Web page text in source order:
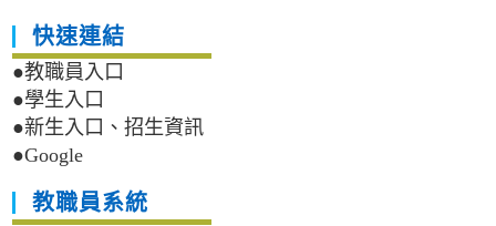
快速連結
●教職員入口
●學生入口
●新生入口、招生資訊
●Google
教職員系統